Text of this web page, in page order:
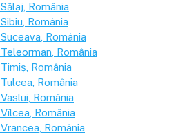
Sălaj , România
Sibiu , România
Suceava , România
Teleorman , România
Timiș , România
Tulcea , România
Vaslui , România
Vîlcea , România
Vrancea , România